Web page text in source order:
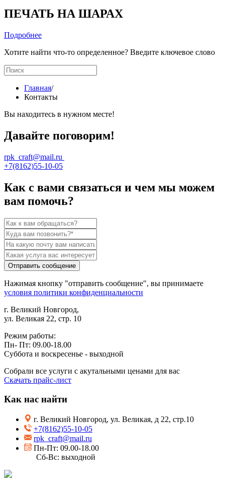
ПЕЧАТЬ НА ШАРАХ
Подробнее
Хотите найти что-то определенное? Введите ключевое слово
Главная/
Контакты
Вы находитесь в нужном месте!
Давайте поговорим!
rpk_craft@mail.ru
+7(8162)55-10-05
Как с вами связаться и чем мы можем
вам помочь?
Отправить сообщение
Нажимая кнопку "отправить сообщение", вы принимаете
условия политики конфиденциальности
г. Великий Новгород,
ул. Великая 22, стр. 10
Режим работы:
Пн- Пт: 09.00-18.00
Суббота и воскресенье - выходной
Собрали все услуги с акутальными ценами для вас
Скачать прайс-лист
Как нас найти
г. Великий Новгород, ул. Великая, д 22, стр.10
+7(8162)55-10-05
rpk_craft@mail.ru
Пн-Пт: 09.00-18.00
Сб-Вс: выходной